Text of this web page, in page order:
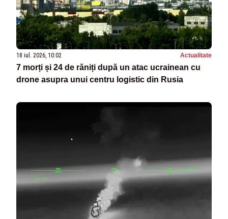
18 iul. 2026, 10:02 Actualitate
7 morți și 24 de răniți după un atac ucrainean cu
drone asupra unui centru logistic din Rusia